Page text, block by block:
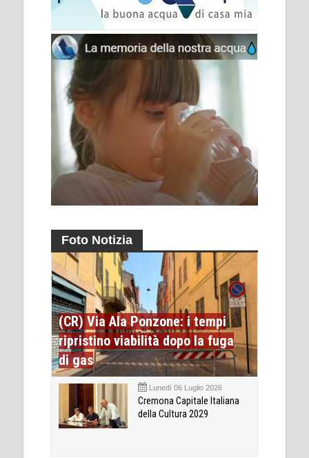
Foto Notizia
(CR) Via Ala Ponzone: i tempi
ripristino viabilità dopo la fuga
di gas
Lunedì 06 Luglio 2026
Cremona Capitale Italiana
della Cultura 2029